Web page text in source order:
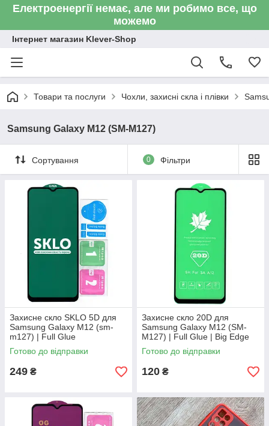
Електроенергії немає, але ми робимо все, що
можемо
Інтернет магазин Klever-Shop
Товари та послуги Чохли, захисні скла і плівки
Samsung Galaxy M12 (SM-M127)
Сортування 0 Фільтри
Захисне скло SKLO 5D для
Samsung Galaxy M12 (sm-
m127) | Full Glue
Готово до відправки
249 ₴
Захисне скло 20D для
Samsung Galaxy M12 (SM-
M127) | Full Glue | Big Edge
Готово до відправки
120 ₴